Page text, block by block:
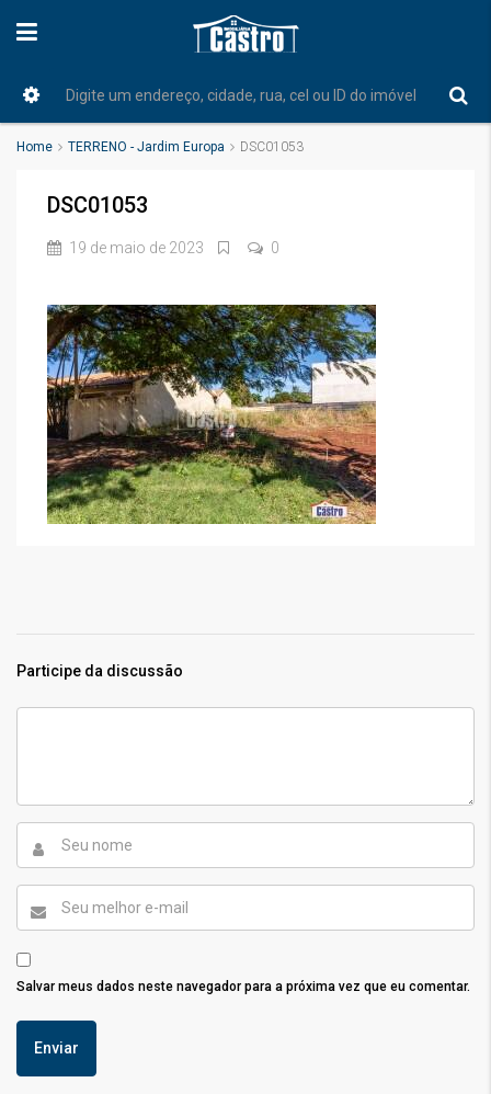
Home TERRENO - Jardim Europa DSC01053
DSC01053
19 de maio de 2023 0
Participe da discussão
Salvar meus dados neste navegador para a próxima vez que eu comentar.